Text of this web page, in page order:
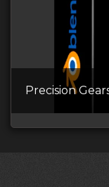
Precision